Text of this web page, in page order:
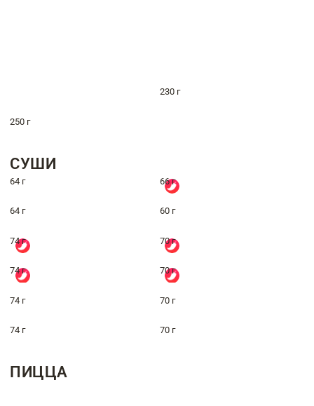
230 г
250 г
СУШИ
64 г 66 г
64 г 60 г
74 г 70 г
74 г 70 г
74 г 70 г
74 г 70 г
ПИЦЦА